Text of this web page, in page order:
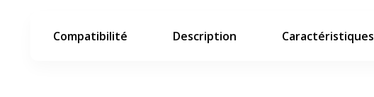
Compatibilité Description Caractéristiques